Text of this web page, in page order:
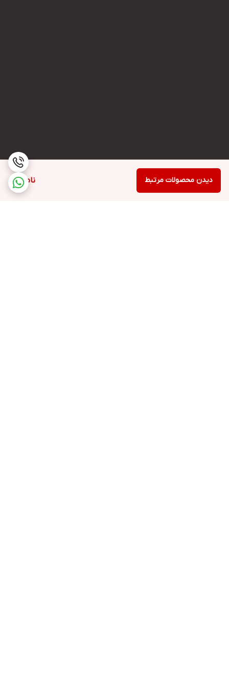
ناموجود دیدن محصولات مرتبط